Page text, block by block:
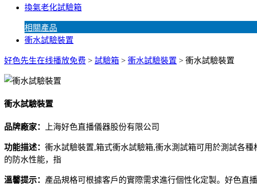
換氣老化試驗箱
相關產品
衝水試驗裝置
好色先生在线播放免费 > 試驗箱 > 衝水試驗裝置 > 衝水試驗裝置
衝水試驗裝置
品牌廠家： 上海好色直播儀器股份有限公司
功能描述： 衝水試驗裝置,箱式衝水試驗箱,衝水測試箱可用於測試各
的防水性能，指
溫馨提示： 產品規格可根據客戶的實際需求進行個性化定製。好色直